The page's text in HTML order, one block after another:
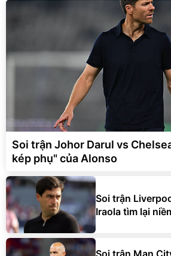
Soi trận Johor Darul vs
kép phụ" của Alonso
Soi trận
Iraola tìm lại
Soi trận Man